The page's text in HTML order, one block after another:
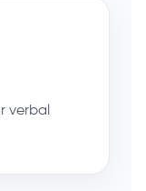
verbal